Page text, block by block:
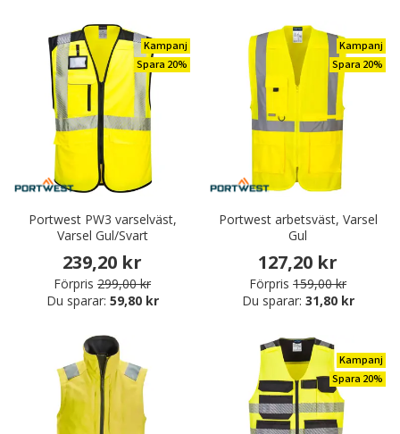
Kampanj
Spara 20%
Portwest PW3 varselväst,
Varsel Gul/Svart
239,20 kr
Förpris 299,00 kr
Du sparar: 59,80 kr
Kampanj
Spara 20%
Portwest arbetsväst, Varsel
Gul
127,20 kr
Förpris 159,00 kr
Du sparar: 31,80 kr
Kampanj
Spara 20%